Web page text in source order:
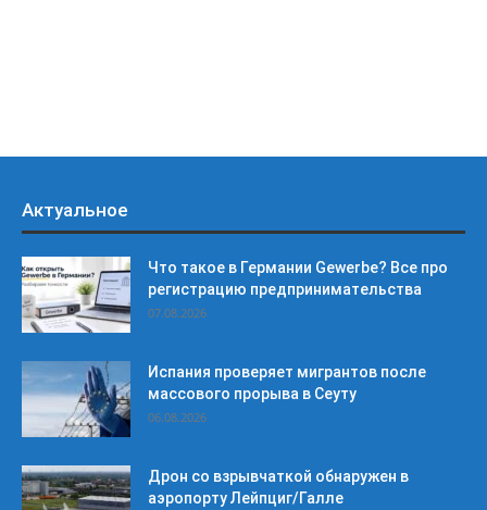
Актуальное
Что такое в Германии Gewerbe? Все про
регистрацию предпринимательства
07.08.2026
Испания проверяет мигрантов после
массового прорыва в Сеуту
06.08.2026
Дрон со взрывчаткой обнаружен в
аэропорту Лейпциг/Галле